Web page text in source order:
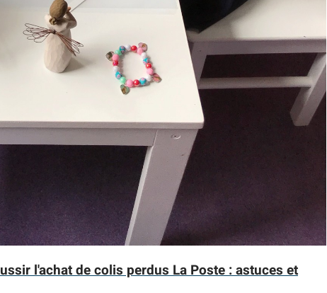
l'achat de colis perdus La Poste : astuces et